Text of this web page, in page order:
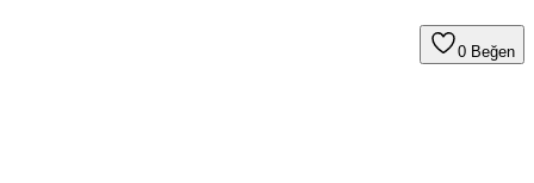
0 Beğen